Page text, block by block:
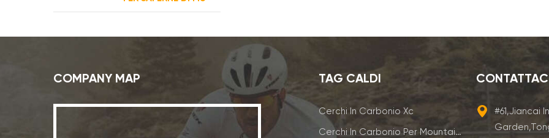
Hookless Mtb Carbon
COMPANY MAP TAG CALDI
Cerchi In Carbonio Xc
Cerchi In Carbonio Per Mountain Bike
#61,Jiancai